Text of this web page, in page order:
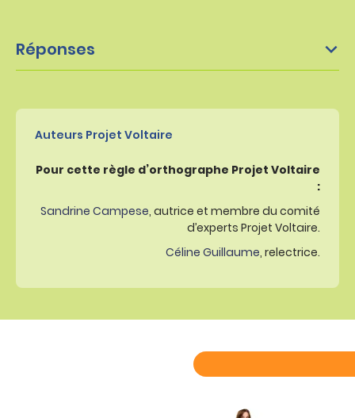
Réponses
Auteurs Projet Voltaire
Pour cette règle d’orthographe Projet Voltaire
:
Sandrine Campese, autrice et membre du comité
d’experts Projet Voltaire.
Céline Guillaume, relectrice.